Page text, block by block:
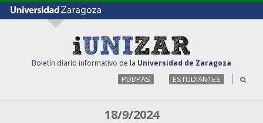
Boletín diario informativo de la Universidad de Zaragoza
PDI/PAS ESTUDIANTES
18/9/2024